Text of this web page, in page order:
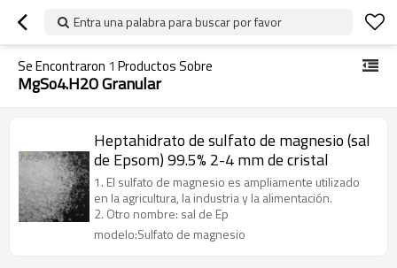
Entra una palabra para buscar por favor
Se Encontraron 1 Productos Sobre
MgSo4.H2O Granular
Heptahidrato de sulfato de magnesio (sal
de Epsom) 99.5% 2-4 mm de cristal
1. El sulfato de magnesio es ampliamente utilizado
en la agricultura, la industria y la alimentación.
2. Otro nombre: sal de Ep
modelo:Sulfato de magnesio